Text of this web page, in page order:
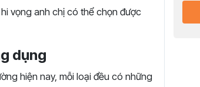
vọng anh chị có thể chọn được
dụng
hiện nay, mỗi loại đều có những